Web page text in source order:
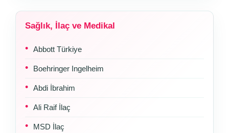
Sağlık, İlaç ve Medikal
Abbott Türkiye
Boehringer Ingelheim
Abdi İbrahim
Ali Raif İlaç
MSD İlaç